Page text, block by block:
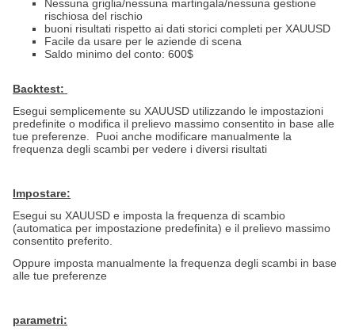
Nessuna griglia/nessuna martingala/nessuna gestione
rischiosa del rischio
buoni risultati rispetto ai dati storici completi per XAUUSD
Facile da usare per le aziende di scena
Saldo minimo del conto: 600$
Backtest:
Esegui semplicemente su XAUUSD utilizzando le impostazioni
predefinite o modifica il prelievo massimo consentito in base alle
tue preferenze.
Puoi anche modificare manualmente la
frequenza degli scambi per vedere i diversi risultati
Impostare:
Esegui su XAUUSD e imposta la frequenza di scambio
(automatica per impostazione predefinita) e il prelievo massimo
consentito preferito.
Oppure imposta manualmente la frequenza degli scambi in base
alle tue preferenze
parametri: